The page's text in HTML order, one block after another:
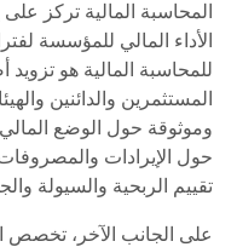
المحاسبة المالية تركز على
الأداء المالي للمؤسسة
للمحاسبة المالية هو
المستثمرين والدائنين
وموثوقة حول الوضع
حول الإيرادات
تقييم الربحية والسيولة
على الجانب الآخر، تخصص